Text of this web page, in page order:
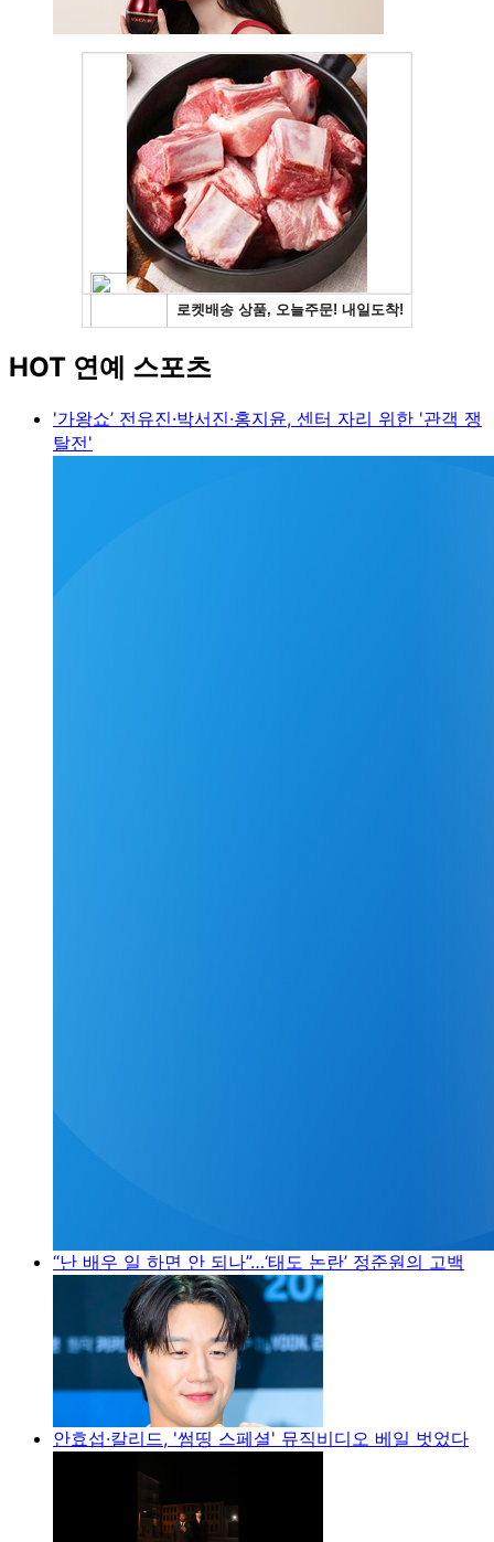
HOT 연예 스포츠
'가왕쇼’ 전유진·박서진·홍지윤, 센터 자리 위한 '관객 쟁
탈전'
“난 배우 일 하면 안 되나”…‘태도 논란’ 정준원의 고백
안효섭·칼리드, '썸띵 스페셜' 뮤직비디오 베일 벗었다